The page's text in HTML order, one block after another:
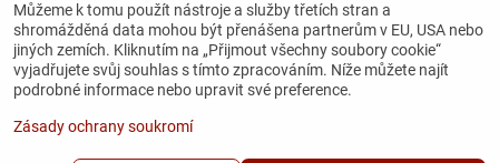
Kamenná prodejna
Galerie Zámecká
Zámecká 167
284 03 Kutná Hora
Můžeme k tomu použít nástroje a služby třetích stran a
shromážděná data mohou být přenášena partnerům v EU, USA nebo
jiných zemích. Kliknutím na „Přijmout všechny soubory cookie“
vyjadřujete svůj souhlas s tímto zpracováním. Níže můžete najít
podrobné informace nebo upravit své preference.
Zásady ochrany soukromí